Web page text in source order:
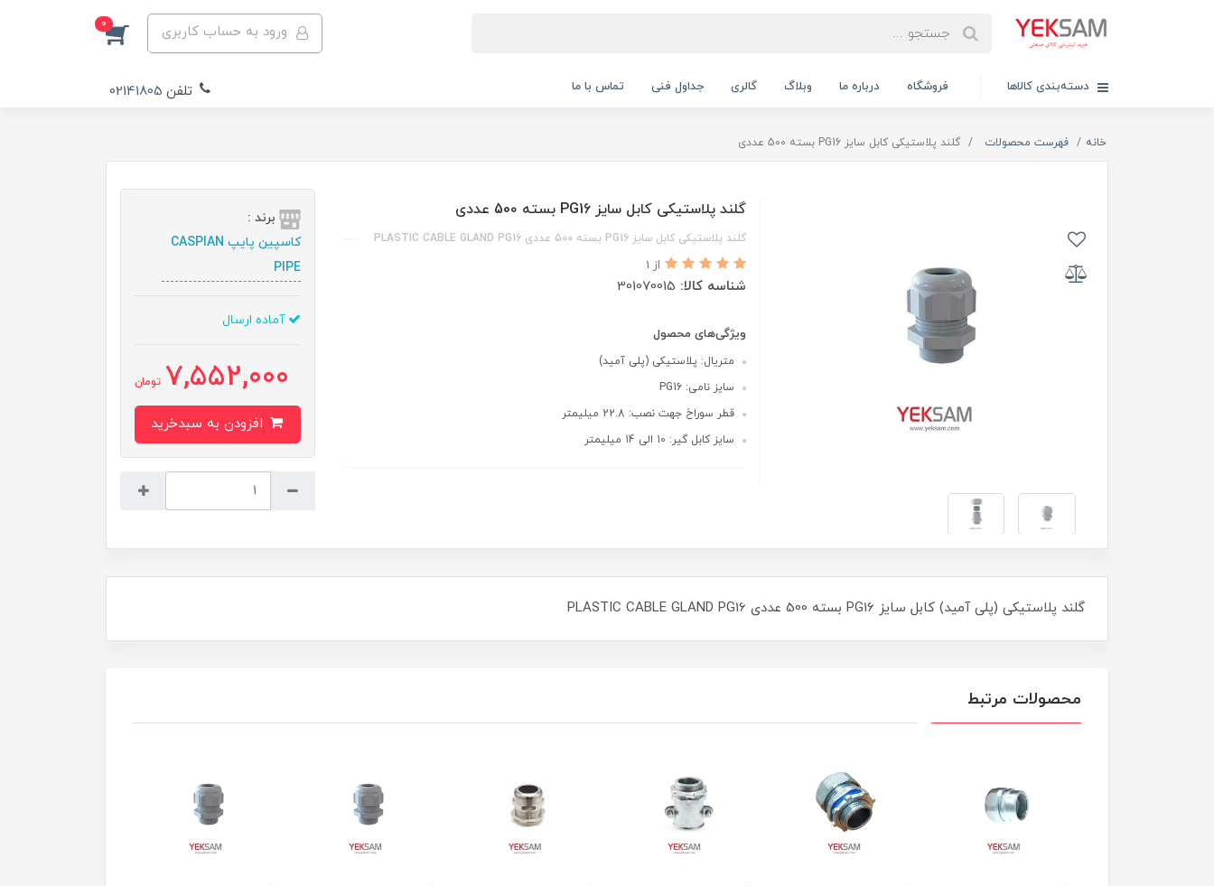
ورود به حساب کاربری 0
دسته‌بندی کالاها فروشگاه درباره ما وبلاگ گالری جداول فنی تماس با ما تلفن 02141805
خانه فهرست محصولات گلند پلاستیکی کابل سایز PG16 بسته 50۰ عددی
گلند پلاستیکی کابل سایز PG16 بسته 50۰ عددی
گلند پلاستیکی کابل سایز PG16 بسته 50۰ عددی PLASTIC CABLE GLAND PG16
از 1
شناسه کالا: 301070015
ویژگی‌های محصول
متریال: پلاستیکی (پلی آمید)
سایز نامی: PG16
قطر سوراخ جهت نصب: 22.8 میلیمتر
سایز کابل گیر: 10 الی 14 میلیمتر
برند :
کاسپین پایپ CASPIAN
PIPE
آماده ارسال
7,552,000 تومان
گلند پلاستیکی (پلی آمید) کابل سایز PG16 بسته 500 عددی PLASTIC CABLE GLAND PG16
محصولات مرتبط